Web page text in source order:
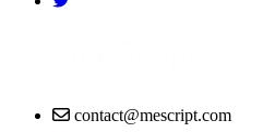
contact@mescript.com